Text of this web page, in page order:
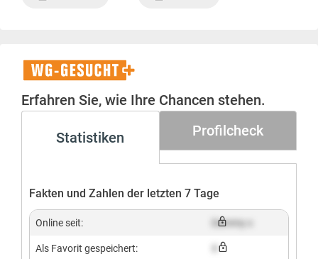
WG-
Gesucht+
Erfahren Sie, wie Ihre Chancen stehen.
Statistiken Profilcheck
Fakten und Zahlen der letzten 7 Tage
Online seit: Dummy x
Als Favorit gespeichert: